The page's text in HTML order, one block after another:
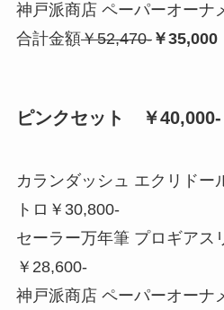
神戸派商店 ペーパーオーナ
合計金額￥52,470-￥35,000
ピンクセット ￥40,000-
カランダッシュ エクリドー
トロ￥30,800-
セーラー万年筆 プロギアス
￥28,600-
神戸派商店 ペーパーオーナ